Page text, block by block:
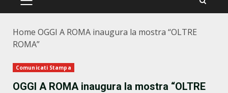
PRIMÄRES
Home OGGI A ROMA inaugura la mostra “OLTRE
ROMA”
Comunicati Stampa
OGGI A ROMA inaugura la mostra “OLTRE